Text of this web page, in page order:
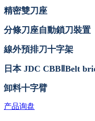
精密雙刀座
分條刀座自動鎖刀裝置
線外預排刀十字架
日本 JDC CBBⅡBelt
卸料十字臂
产品询盘